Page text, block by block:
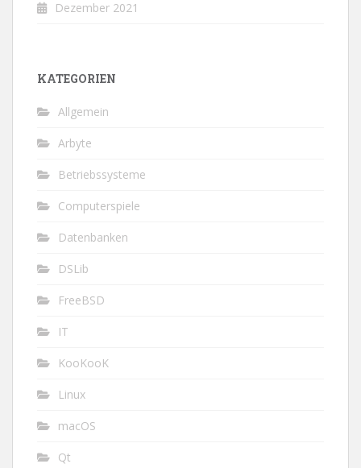
Dezember 2021
KATEGORIEN
Allgemein
Arbyte
Betriebssysteme
Computerspiele
Datenbanken
DSLib
FreeBSD
IT
KooKooK
Linux
macOS
Qt